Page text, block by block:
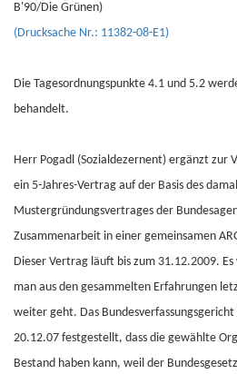
B'90/Die Grünen)
(Drucksache Nr.: 11382-08-E1)
Die Tagesordnungspunkte 4.1 und 5.2
behandelt.
Herr Pogadl (Sozialdezernent) ergänzt zur
ein 5-Jahres-Vertrag auf der Basis des
Mustergründungsvertrages der
Zusammenarbeit in einer gemeinsamen
Dieser Vertrag läuft bis zum 31.12.2009. Es
man aus den gesammelten Erfahrungen
weiter geht. Das
20.12.07 festgestellt, dass die gewählte
Bestand haben kann, weil der